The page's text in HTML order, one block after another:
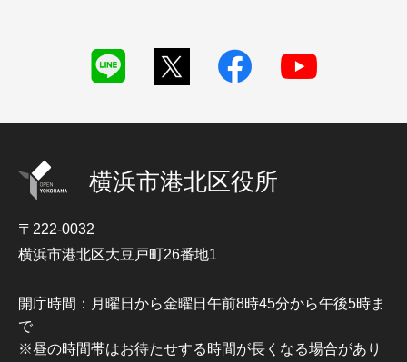
横浜市港北区役所
〒222-0032
横浜市港北区大豆戸町26番地1
開庁時間：月曜日から金曜日午前8時45分から午後5時ま
で
※昼の時間帯はお待たせする時間が長くなる場合があり